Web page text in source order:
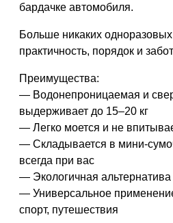
бардачке автомобиля.
Больше никаких
практичность, порядок и
Преимущества:
— Водонепроницаемая и
выдерживает до 15–20 кг
— Легко моется и не
— Складывается в мини-
всегда при вас
— Экологичная
— Универсальное
спорт, путешествия